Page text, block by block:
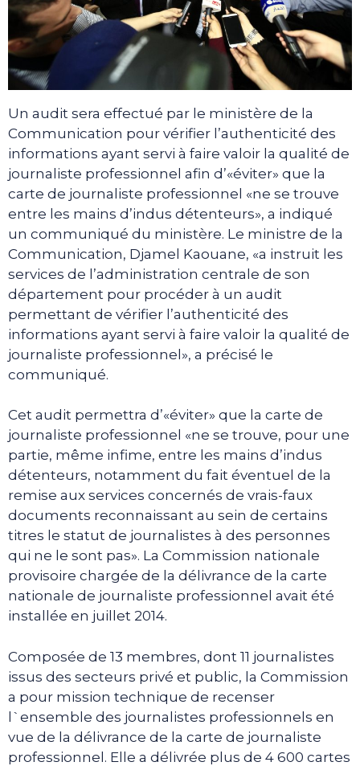
Un audit sera effectué par le ministère de la
Communication pour vérifier l’authenticité des
informations ayant servi à faire valoir la qualité de
journaliste professionnel afin d’«éviter» que la
carte de journaliste professionnel «ne se trouve
entre les mains d’indus détenteurs», a indiqué
un communiqué du ministère. Le ministre de la
Communication, Djamel Kaouane, «a instruit les
services de l’administration centrale de son
département pour procéder à un audit
permettant de vérifier l’authenticité des
informations ayant servi à faire valoir la qualité de
journaliste professionnel», a précisé le
communiqué.
Cet audit permettra d’«éviter» que la carte de
journaliste professionnel «ne se trouve, pour une
partie, même infime, entre les mains d’indus
détenteurs, notamment du fait éventuel de la
remise aux services concernés de vrais-faux
documents reconnaissant au sein de certains
titres le statut de journalistes à des personnes
qui ne le sont pas». La Commission nationale
provisoire chargée de la délivrance de la carte
nationale de journaliste professionnel avait été
installée en juillet 2014.
Composée de 13 membres, dont 11 journalistes
issus des secteurs privé et public, la Commission
a pour mission technique de recenser
l`ensemble des journalistes professionnels en
vue de la délivrance de la carte de journaliste
professionnel. Elle a délivrée plus de 4 600 cartes